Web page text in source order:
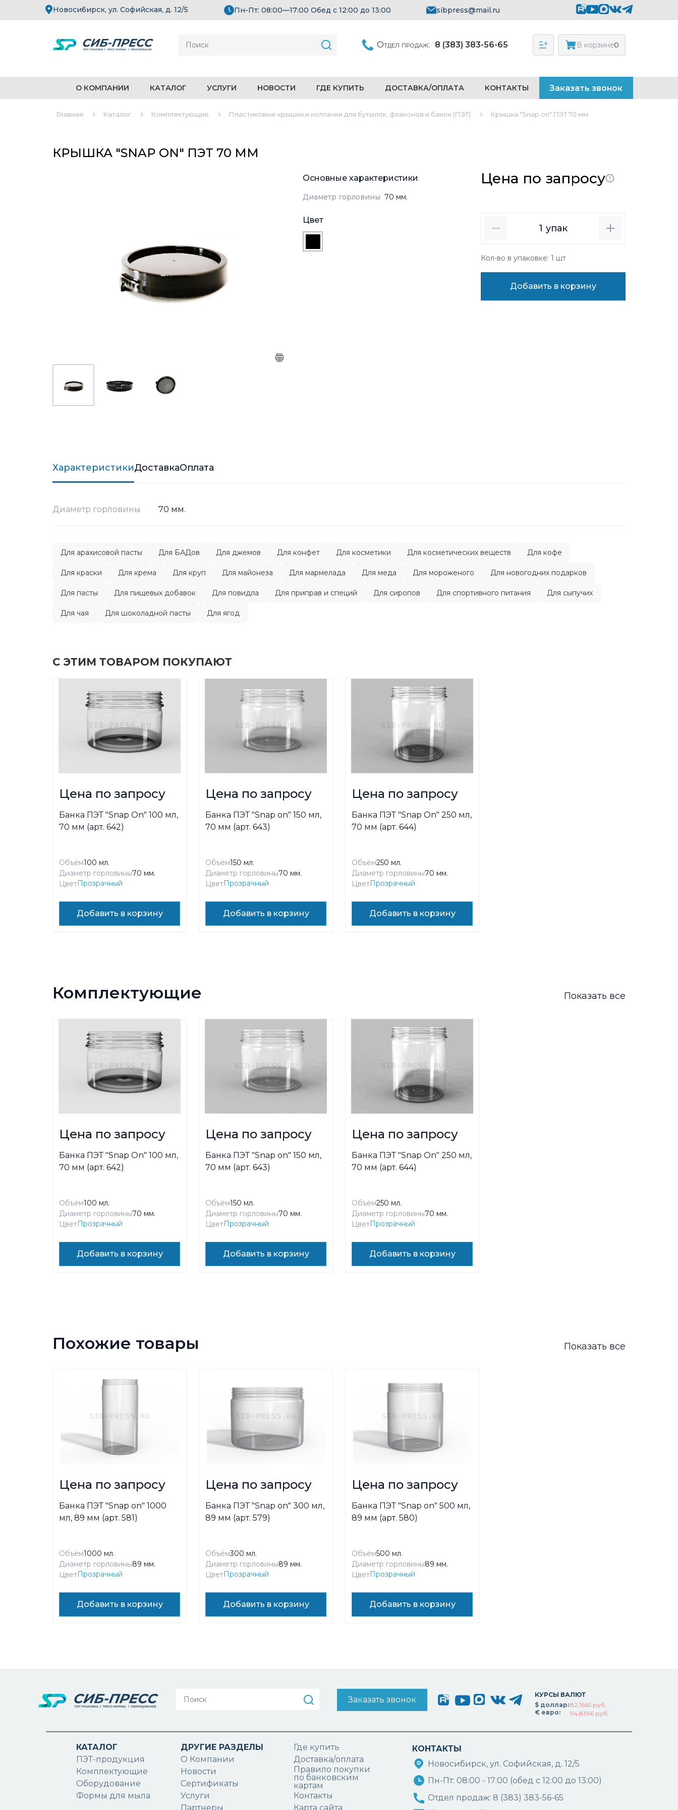
Новосибирск, ул. Софийская, д. 12/5 Пн-Пт: 08:00—17:00 Обед с 12:00 до 13:00 sibpress@mail.ru
Отдел продаж: 8 (383) 383-56-65 В корзине:0
О КОМПАНИИ КАТАЛОГ УСЛУГИ НОВОСТИ ГДЕ КУПИТЬ ДОСТАВКА/ОПЛАТА КОНТАКТЫ Заказать звонок
Главная Каталог Комплектующие Пластиковые крышки и колпачки для бутылок, флаконов и банок (ПЭТ) Крышка "Snap on" ПЭТ 70 мм
КРЫШКА "SNAP ON" ПЭТ 70 ММ
Основные характеристики
Диаметр горловины 70 мм.
Цвет
Цена по запросу
1 упак
Кол-во в упаковке: 1 шт
Добавить в корзину
ХарактеристикиДоставкаОплата
Диаметр горловины 70 мм.
Для арахисовой пасты Для БАДов Для джемов Для конфет Для косметики Для косметических веществ Для кофе
Для краски Для крема Для круп Для майонеза Для мармелада Для меда Для мороженого Для новогодних подарков
Для пасты Для пищевых добавок Для повидла Для приправ и специй Для сиропов Для спортивного питания Для сыпучих
Для чая Для шоколадной пасты Для ягод
С ЭТИМ ТОВАРОМ ПОКУПАЮТ
Цена по запросу
Банка ПЭТ "Snap On" 100 мл,
70 мм (арт. 642)
Объём100 мл.
Диаметр горловины70 мм.
ЦветПрозрачный
Добавить в корзину
Цена по запросу
Банка ПЭТ "Snap on" 150 мл,
70 мм (арт. 643)
Объём150 мл.
Диаметр горловины70 мм.
ЦветПрозрачный
Добавить в корзину
Цена по запросу
Банка ПЭТ "Snap On" 250 мл,
70 мм (арт. 644)
Объём250 мл.
Диаметр горловины70 мм.
ЦветПрозрачный
Добавить в корзину
Комплектующие Показать все
Цена по запросу
Банка ПЭТ "Snap On" 100 мл,
70 мм (арт. 642)
Объём100 мл.
Диаметр горловины70 мм.
ЦветПрозрачный
Добавить в корзину
Цена по запросу
Банка ПЭТ "Snap on" 150 мл,
70 мм (арт. 643)
Объём150 мл.
Диаметр горловины70 мм.
ЦветПрозрачный
Добавить в корзину
Цена по запросу
Банка ПЭТ "Snap On" 250 мл,
70 мм (арт. 644)
Объём250 мл.
Диаметр горловины70 мм.
ЦветПрозрачный
Добавить в корзину
Похожие товары Показать все
Цена по запросу
Банка ПЭТ "Snap on" 1000
мл, 89 мм (арт. 581)
Объём1000 мл.
Диаметр горловины89 мм.
ЦветПрозрачный
Добавить в корзину
Цена по запросу
Банка ПЭТ "Snap on" 300 мл,
89 мм (арт. 579)
Объём300 мл.
Диаметр горловины89 мм.
ЦветПрозрачный
Добавить в корзину
Цена по запросу
Банка ПЭТ "Snap on" 500 мл,
89 мм (арт. 580)
Объём500 мл.
Диаметр горловины89 мм.
ЦветПрозрачный
Добавить в корзину
Заказать звонок
КУРСЫ ВАЛЮТ
$ доллар:82,1665 руб
€ евро:
94,8366 руб
КАТАЛОГ
ПЭТ-продукция
Комплектующие
Оборудование
Формы для мыла
ДРУГИЕ РАЗДЕЛЫ
О Компании
Новости
Сертификаты
Услуги
Партнеры
Где купить
Доставка/оплата
Правило покупки
по банковским
картам
Контакты
Карта сайта
КОНТАКТЫ
Новосибирск, ул. Софийская, д. 12/5
Пн-Пт: 08:00 - 17:00 (обед с 12:00 до 13:00)
Отдел продаж: 8 (383) 383-56-65